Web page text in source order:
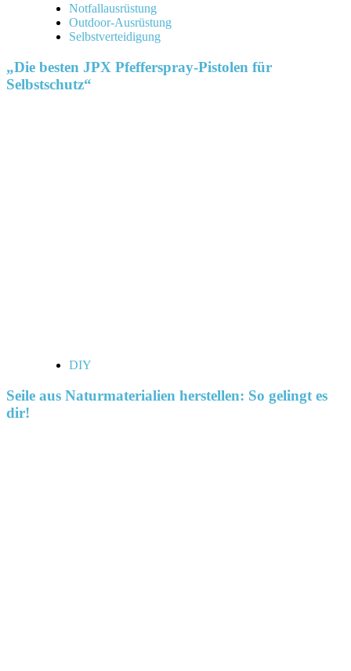
Notfallausrüstung
Outdoor-Ausrüstung
Selbstverteidigung
„Die besten JPX Pfefferspray-Pistolen für
Selbstschutz“
DIY
Seile aus Naturmaterialien herstellen: So gelingt es
dir!